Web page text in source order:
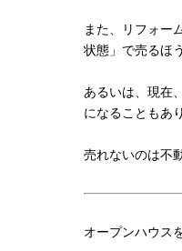
また、リフォー
状態」で売るほ
あるいは、現在
になることもあ
売れないのは不
オープンハウス